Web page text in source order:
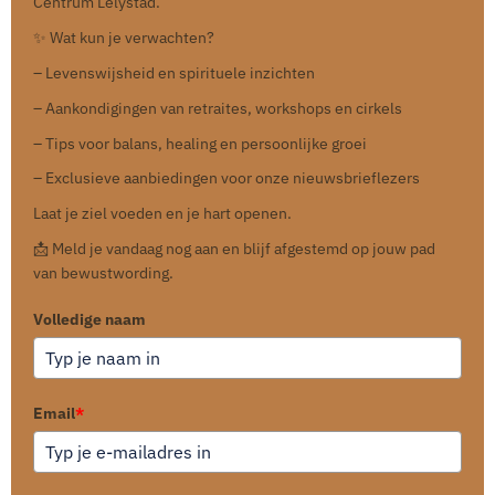
✨ Wat kun je verwachten?
– Levenswijsheid en spirituele inzichten
– Aankondigingen van retraites, workshops en cirkels
– Tips voor balans, healing en persoonlijke groei
– Exclusieve aanbiedingen voor onze nieuwsbrieflezers
Laat je ziel voeden en je hart openen.
📩 Meld je vandaag nog aan en blijf afgestemd op jouw pad
van bewustwording.
Volledige naam
Email*